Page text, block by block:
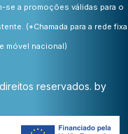
a promoções válidas para o
(*Chamada para a rede fixa
móvel nacional)
reservados. by